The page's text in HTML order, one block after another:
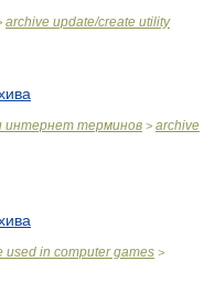
archive update/create utility
интернет терминов > archive
used in computer games >